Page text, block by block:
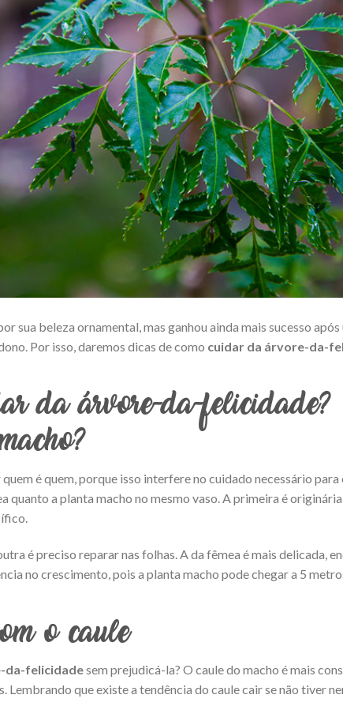
sua beleza ornamental, mas ganhou ainda mais sucesso
Por isso, daremos dicas de como cuidar da árvore-da-
da árvore-da-felicidade?
é quem, porque isso interfere no cuidado necessário
quanto a planta macho no mesmo vaso. A primeira é
é preciso reparar nas folhas. A da fêmea é mais delicada,
no crescimento, pois a planta macho pode chegar a 5
o caule
da-felicidadesem prejudicá-la? O caule do macho é mais
Lembrando que existe a tendência do caule cair se não tiver